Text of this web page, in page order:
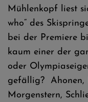
Mühlenkopf liest
who“ des
bei der Premiere
kaum einer der
oder
gefällig? Ahonen,
Morgenstern,